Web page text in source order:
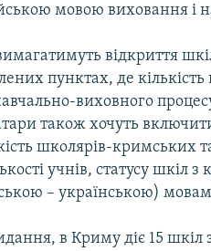
мовою виховання і
відкриття
пунктах, де
виховного
також хочуть
школярів-кримських
учнів, статусу шкіл
– українською)
в Криму діє 15